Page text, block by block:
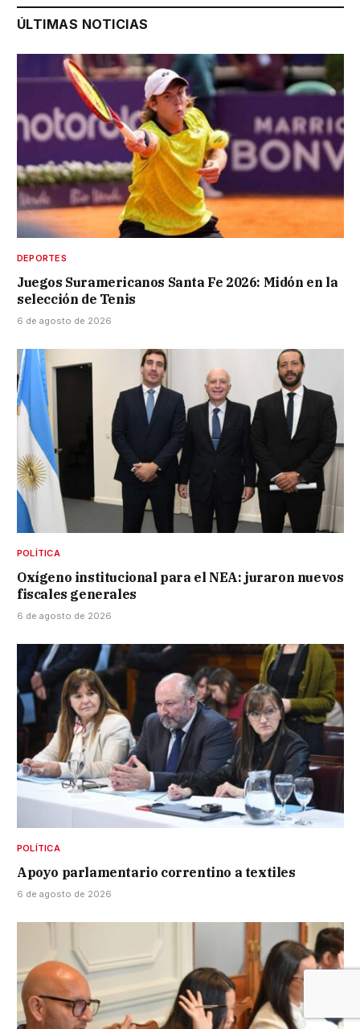
ÚLTIMAS NOTICIAS
DEPORTES
Juegos Suramericanos Santa Fe 2026: Midón en la
selección de Tenis
6 de agosto de 2026
POLÍTICA
Oxígeno institucional para el NEA: juraron nuevos
fiscales generales
6 de agosto de 2026
POLÍTICA
Apoyo parlamentario correntino a textiles
6 de agosto de 2026